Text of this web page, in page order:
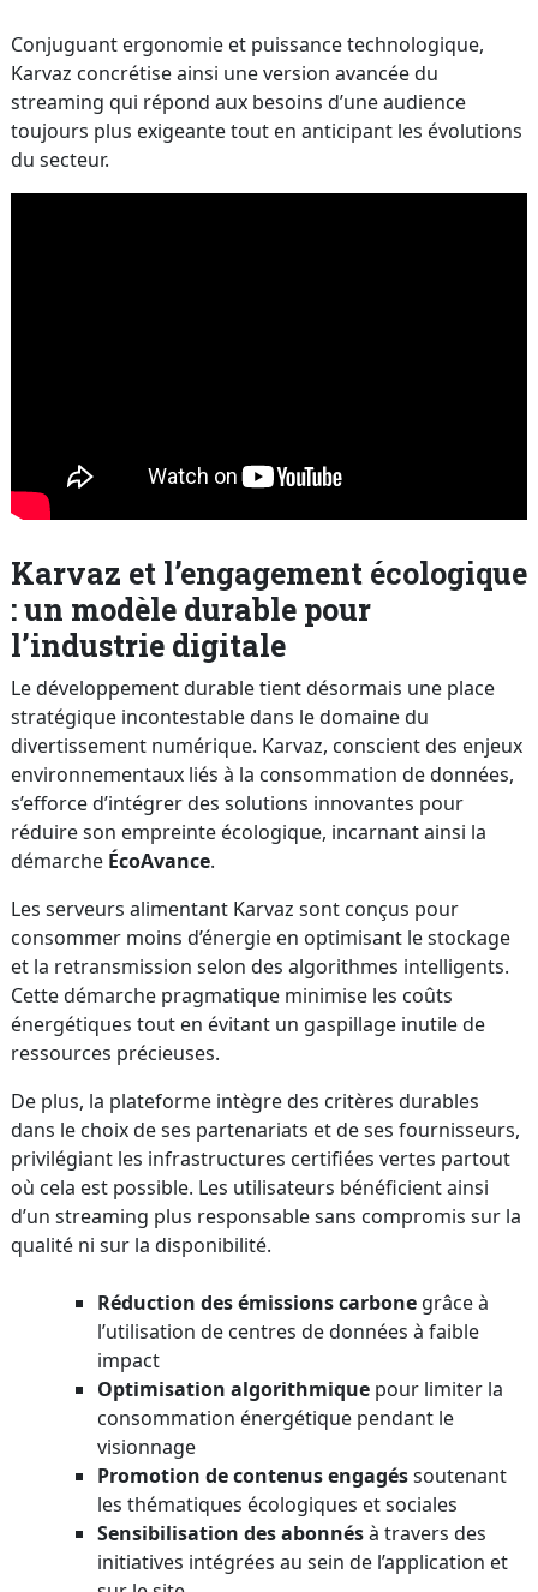
Conjuguant ergonomie et puissance technologique,
Karvaz concrétise ainsi une version avancée du
streaming qui répond aux besoins d’une audience
toujours plus exigeante tout en anticipant les évolutions
du secteur.
Karvaz et l’engagement écologique
: un modèle durable pour
l’industrie digitale
Le développement durable tient désormais une place
stratégique incontestable dans le domaine du
divertissement numérique. Karvaz, conscient des enjeux
environnementaux liés à la consommation de données,
s’efforce d’intégrer des solutions innovantes pour
réduire son empreinte écologique, incarnant ainsi la
démarche ÉcoAvance.
Les serveurs alimentant Karvaz sont conçus pour
consommer moins d’énergie en optimisant le stockage
et la retransmission selon des algorithmes intelligents.
Cette démarche pragmatique minimise les coûts
énergétiques tout en évitant un gaspillage inutile de
ressources précieuses.
De plus, la plateforme intègre des critères durables
dans le choix de ses partenariats et de ses fournisseurs,
privilégiant les infrastructures certifiées vertes partout
où cela est possible. Les utilisateurs bénéficient ainsi
d’un streaming plus responsable sans compromis sur la
qualité ni sur la disponibilité.
Réduction des émissions carbonegrâce à
l’utilisation de centres de données à faible
impact
Optimisation algorithmiquepour limiter la
consommation énergétique pendant le
visionnage
Promotion de contenus engagéssoutenant
les thématiques écologiques et sociales
Sensibilisation des abonnésà travers des
initiatives intégrées au sein de l’application et